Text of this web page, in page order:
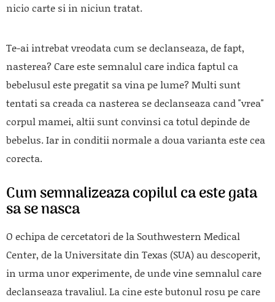
nicio carte si in niciun tratat.
Te-ai intrebat vreodata cum se declanseaza, de fapt,
nasterea? Care este semnalul care indica faptul ca
bebelusul este pregatit sa vina pe lume? Multi sunt
tentati sa creada ca nasterea se declanseaza cand "vrea"
corpul mamei, altii sunt convinsi ca totul depinde de
bebelus. Iar in conditii normale a doua varianta este cea
corecta.
Cum semnalizeaza copilul ca este gata
sa se nasca
O echipa de cercetatori de la Southwestern Medical
Center, de la Universitate din Texas (SUA) au descoperit,
in urma unor experimente, de unde vine semnalul care
declanseaza travaliul. La cine este butonul rosu pe care